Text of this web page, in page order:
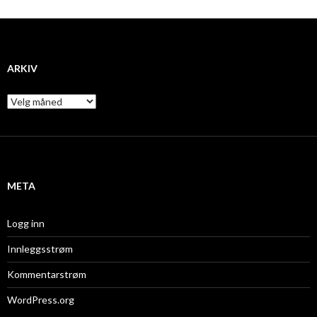
ARKIV
A
r
i
META
Logg inn
Innleggsstrøm
Kommentarstrøm
WordPress.org